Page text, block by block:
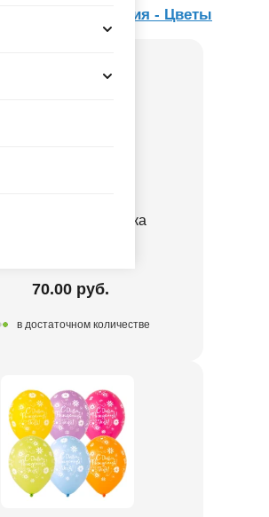
День рождения - Цветы
Р 18" С ДР Флористика
70.00 руб.
в достаточном количестве